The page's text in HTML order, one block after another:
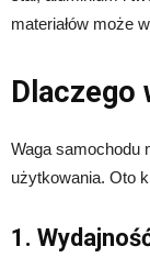
materiałów może
Dlaczego
Waga samochodu
użytkowania. Oto
1.